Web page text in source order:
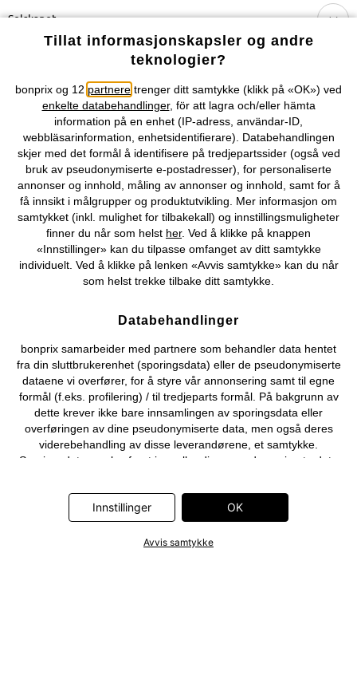
Selskapet
Du kan også finne oss på
Kjøpsvilkår Personopplysninger Cookie-innstillinger
Om Oss Angre kjøp
©2026 bonprix.
Tillat informasjonskapsler og andre
teknologier?
bonprix og 12 partnere trenger ditt samtykke (klikk på «OK») ved
enkelte databehandlinger, för att lagra och/eller hämta
information på en enhet (IP-adress, användar-ID,
webbläsarinformation, enhetsidentifierare). Databehandlingen
skjer med det formål å identifisere på tredjepartssider (også ved
bruk av pseudonymiserte e-postadresser), for personaliserte
annonser og innhold, måling av annonser og innhold, samt for å
få innsikt i målgrupper og produktutvikling. Mer informasjon om
samtykket (inkl. mulighet for tilbakekall) og innstillingsmuligheter
finner du når som helst her. Ved å klikke på knappen
«Innstillinger» kan du tilpasse omfanget av ditt samtykke
individuelt. Ved å klikke på lenken «Avvis samtykke» kan du når
som helst trekke tilbake ditt samtykke.
Databehandlinger
bonprix samarbeider med partnere som behandler data hentet
fra din sluttbrukerenhet (sporingsdata) eller de pseudonymiserte
dataene vi overfører, for å styre vår annonsering samt til egne
formål (f.eks. profilering) / til tredjeparts formål. På bakgrunn av
dette krever ikke bare innsamlingen av sporingsdata eller
overføringen av dine pseudonymiserte data, men også deres
viderebehandling av disse leverandørene, et samtykke.
Sporingsdata samles først inn, eller dine pseudonymiserte data
banneret på bonprix' nettbutikk. Partnerne er følgende selskaper:
Adjust GmbH, Criteo SA, Flowbox AB, Google Ireland Ltd, Hurra
Communications GmbH, ID5 Technology Ltd, Meta Platforms
Ireland Ltd, Microsoft Ireland Operations Ltd, Pinterest Europe
Innstillinger OK
Avvis samtykke